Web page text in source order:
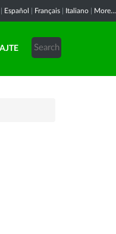
Español Français Italiano More...